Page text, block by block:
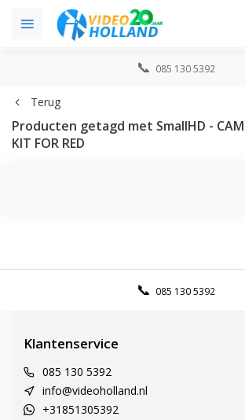
085 130 5392
Terug
Producten getagd met SmallHD -
KIT FOR RED
085 130 5392
Klantenservice
085 130 5392
info@videoholland.nl
+31851305392